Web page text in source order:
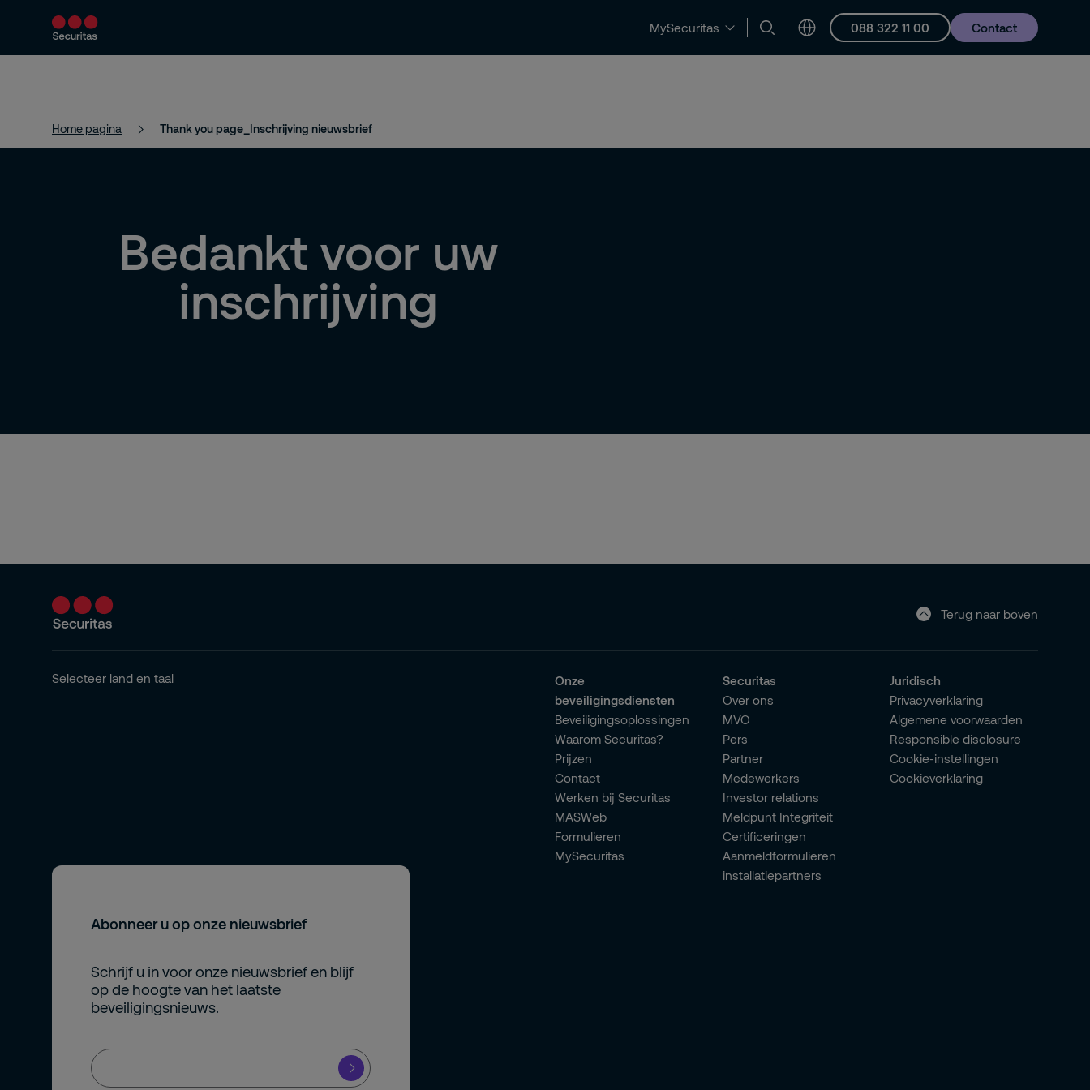
MySecuritas 088 322 11 00 Contact
Producten en diensten Beveiligingsoplossingen Beveiligingstrends & nieuws Contact en ondersteuning Vacatures
Home pagina Thank you page_Inschrijving nieuwsbrief
Bedankt voor uw
inschrijving
Terug naar boven
Selecteer land en taal
Abonneer u op onze nieuwsbrief
Schrijf u in voor onze nieuwsbrief en blijf
op de hoogte van het laatste
beveiligingsnieuws.
Onze
beveiligingsdiensten
Beveiligingsoplossingen
Waarom Securitas?
Prijzen
Contact
Werken bij Securitas
MASWeb
Formulieren
MySecuritas
Securitas
Over ons
MVO
Pers
Partner
Medewerkers
Investor relations
Meldpunt Integriteit
Certificeringen
Aanmeldformulieren
installatiepartners
Juridisch
Privacyverklaring
Algemene voorwaarden
Responsible disclosure
Cookie-instellingen
Cookieverklaring